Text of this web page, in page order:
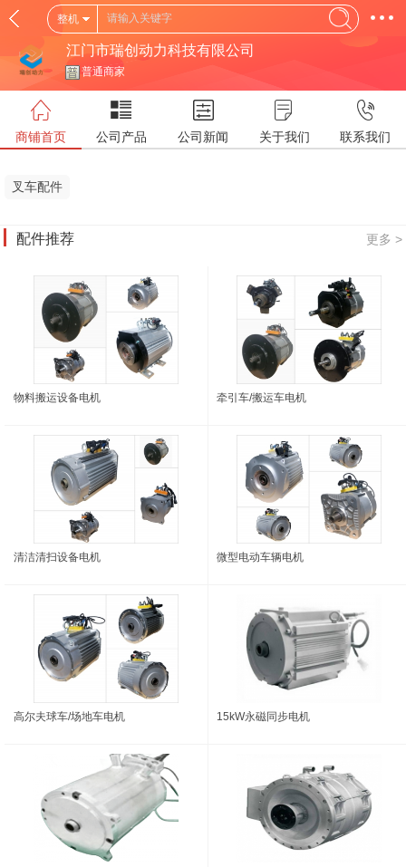
整机
江门市瑞创动力科技有限公司
普通商家
商铺首页 公司产品 公司新闻 关于我们 联系我们
叉车配件
配件推荐 更多 >
物料搬运设备电机 牵引车/搬运车电机
清洁清扫设备电机 微型电动车辆电机
高尔夫球车/场地车电机 15kW永磁同步电机